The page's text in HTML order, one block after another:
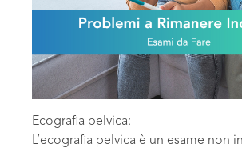
Ecografia pelvica:
L’ecografia pelvica è un esame non